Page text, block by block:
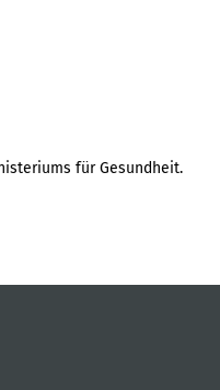
für Gesundheit.